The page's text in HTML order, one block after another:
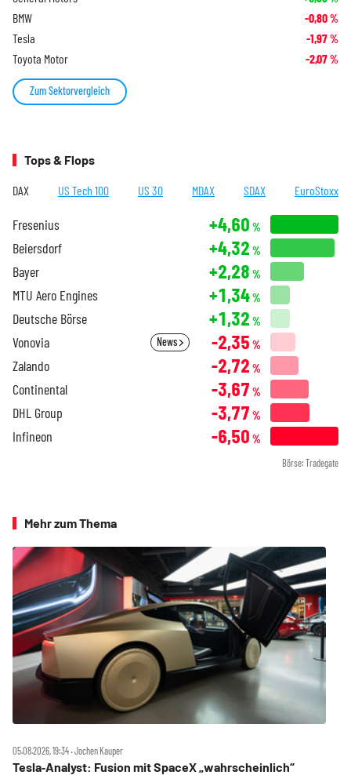
BMW -0,80%
Tesla -1,97%
Toyota Motor -2,07%
Zum Sektorvergleich
Tops & Flops
DAX US Tech 100 US 30 MDAX SDAX EuroStoxx
Fresenius +4,60 %
Beiersdorf +4,32 %
Bayer +2,28 %
MTU Aero Engines +1,34%
Deutsche Börse +1,32 %
Vonovia News -2,35 %
Zalando -2,72 %
Continental -3,67 %
DHL Group -3,77 %
Infineon -6,50 %
Börse: Tradegate
Mehr zum Thema
05.08.2026, 19:34 ‧ Jochen Kauper
Tesla‑Analyst: Fusion mit SpaceX „wahrscheinlich“